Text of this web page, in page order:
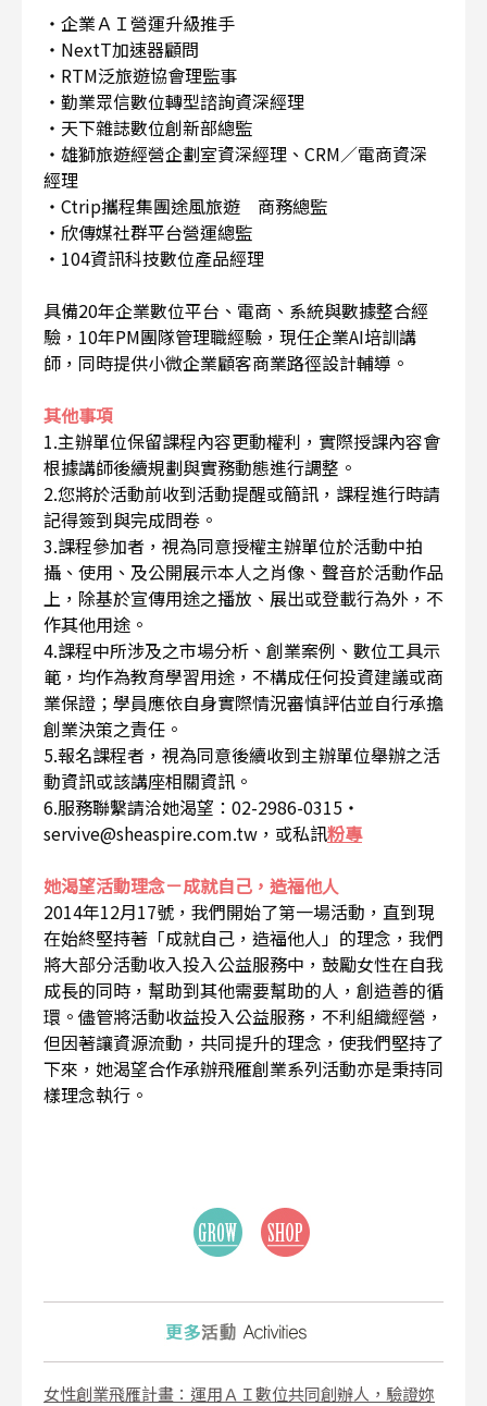
・企業ＡＩ營運升級推手
・NextT加速器顧問
・RTM泛旅遊協會理監事
・勤業眾信數位轉型諮詢資深經理
・天下雜誌數位創新部總監
・雄獅旅遊經營企劃室資深經理、CRM／電商資深
經理
・Ctrip攜程集團途風旅遊 商務總監
・欣傳媒社群平台營運總監
・104資訊科技數位產品經理
具備20年企業數位平台、電商、系統與數據整合經
驗，10年PM團隊管理職經驗，現任企業AI培訓講
師，同時提供小微企業顧客商業路徑設計輔導。
其他事項
1.主辦單位保留課程內容更動權利，實際授課內容會
根據講師後續規劃與實務動態進行調整。
2.您將於活動前收到活動提醒或簡訊，課程進行時請
記得簽到與完成問卷。
3.課程參加者，視為同意授權主辦單位於活動中拍
攝、使用、及公開展示本人之肖像、聲音於活動作品
上，除基於宣傳用途之播放、展出或登載行為外，不
作其他用途。
4.課程中所涉及之市場分析、創業案例、數位工具示
範，均作為教育學習用途，不構成任何投資建議或商
業保證；學員應依自身實際情況審慎評估並自行承擔
創業決策之責任。
5.報名課程者，視為同意後續收到主辦單位舉辦之活
動資訊或該講座相關資訊。
6.服務聯繫請洽她渴望：02-2986-0315・
servive@sheaspire.com.tw，或私訊粉專
她渴望活動理念－成就自己，造福他人
2014年12月17號，我們開始了第一場活動，直到現
在始終堅持著「成就自己，造福他人」的理念，我們
將大部分活動收入投入公益服務中，鼓勵女性在自我
成長的同時，幫助到其他需要幫助的人，創造善的循
環。儘管將活動收益投入公益服務，不利組織經營，
但因著讓資源流動，共同提升的理念，使我們堅持了
下來，她渴望合作承辦飛雁創業系列活動亦是秉持同
樣理念執行。
女性創業飛雁計畫：運用ＡＩ數位共同創辦人，驗證妳